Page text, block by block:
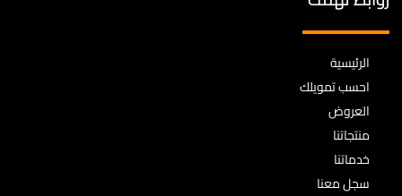
الرئيسية
احسب تمويلك
العروض
منتجاتنا
خدماتنا
سجل معنا